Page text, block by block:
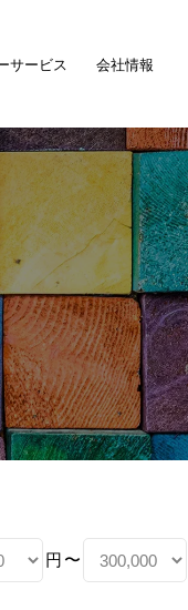
サービス 会社情報
円 〜